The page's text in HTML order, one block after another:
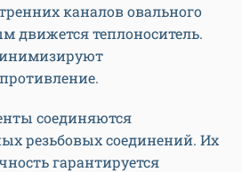
каналов овального
движется теплоноситель.
соединяются
резьбовых соединений. Их
гарантируется